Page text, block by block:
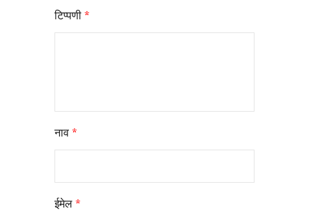
टिप्पणी *
नाव *
ईमेल *